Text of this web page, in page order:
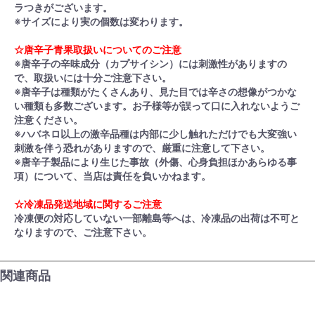
ラつきがございます。
※サイズにより実の個数は変わります。
☆唐辛子青果取扱いについてのご注意
※唐辛子の辛味成分（カプサイシン）には刺激性がありますの
で、取扱いには十分ご注意下さい。
※唐辛子は種類がたくさんあり、見た目では辛さの想像がつかな
い種類も多数ございます。お子様等が誤って口に入れないようご
注意ください。
※ハバネロ以上の激辛品種は内部に少し触れただけでも大変強い
刺激を伴う恐れがありますので、厳重に注意して下さい。
※唐辛子製品により生じた事故（外傷、心身負担ほかあらゆる事
項）について、当店は責任を負いかねます。
☆冷凍品発送地域に関するご注意
冷凍便の対応していない一部離島等へは、冷凍品の出荷は不可と
なりますので、ご注意下さい。
関連商品